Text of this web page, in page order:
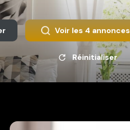
Voir les 4 annonces
Réinitialiser